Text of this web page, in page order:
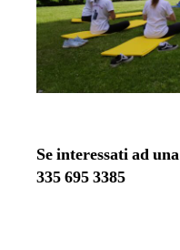
Se interessati ad
335 695 3385